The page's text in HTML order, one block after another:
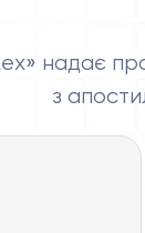
надає
з